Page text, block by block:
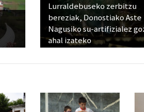
Lurraldebuseko zerbitzu
bereziak, Donostiako Aste
Nagusiko su-artifizialez
ahal izateko